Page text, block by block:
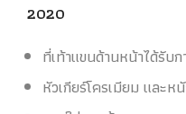
2020
ที่เท้าแขนด้านหน้าได้รับ
หัวเกียร์โครเมียม และห